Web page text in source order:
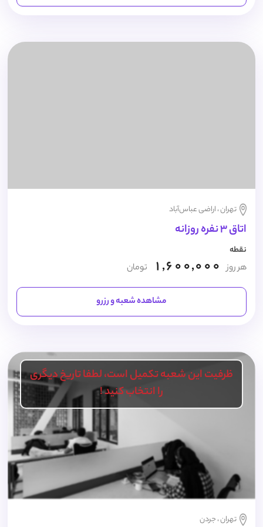
تهران ، اراضی عباس‌آباد
اتاق 3 نفره روزانه
نقطه
هر روز 1,600,000 تومان
مشاهده شعبه و رزرو
ظرفیت این شعبه تکمیل است، لطفا تاریخ دیگری
را انتخاب کنید !
تهران ، جردن